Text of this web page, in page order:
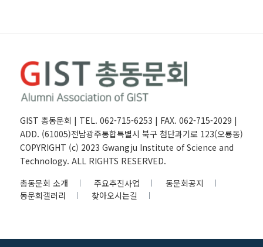
GIST 총동문회 | TEL. 062-715-6253 | FAX. 062-715-2029 |
ADD. (61005)전남광주통합특별시 북구 첨단과기로 123(오룡동)
COPYRIGHT (c) 2023 Gwangju Institute of Science and
Technology. ALL RIGHTS RESERVED.
총동문회 소개
주요추진사업
동문회공지
동문회갤러리
찾아오시는길